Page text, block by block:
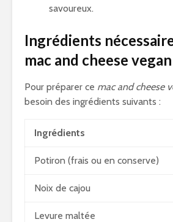
savoureux.
Ingrédients
mac and cheese vegan
Pour préparer ce mac and cheese
besoin des ingrédients suivants :
Ingrédients
Potiron (frais ou en conserve)
Noix de cajou
Levure maltée